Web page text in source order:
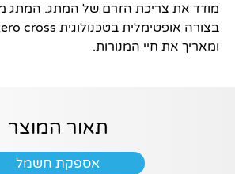
מודד את צריכת הזרם של המתג. המתג
ומאריך את חיי המנורות.
תאור המוצר
אספקת חשמל
ומבנהו,
אופן
באתר.